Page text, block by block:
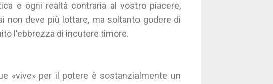
e ogni realtà contraria al vostro piacere,
non deve più lottare, ma soltanto godere di
l'ebbrezza di incutere timore.
«vive» per il potere è sostanzialmente un